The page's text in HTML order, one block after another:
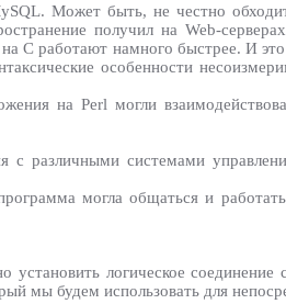
Может быть, не честно
получил на Web-
C работают намного быстрее. И
особенности
на Perl могли
различными системами
могла общаться и
логическое
мы будем использовать для